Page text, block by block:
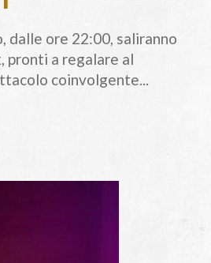
dalle ore 22:00, saliranno
pronti a regalare al
coinvolgente...